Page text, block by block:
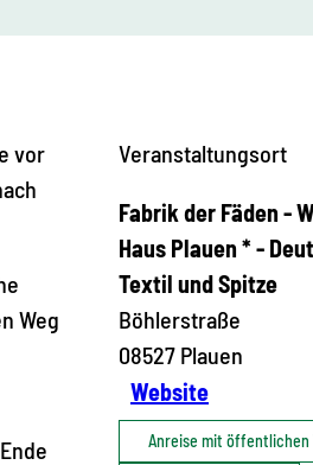
vor
Weg
Veranstaltungsort
Fabrik der Fäden -
Haus Plauen * -
Textil und Spitze
Böhlerstraße
08527 Plauen
Website
Anreise mit